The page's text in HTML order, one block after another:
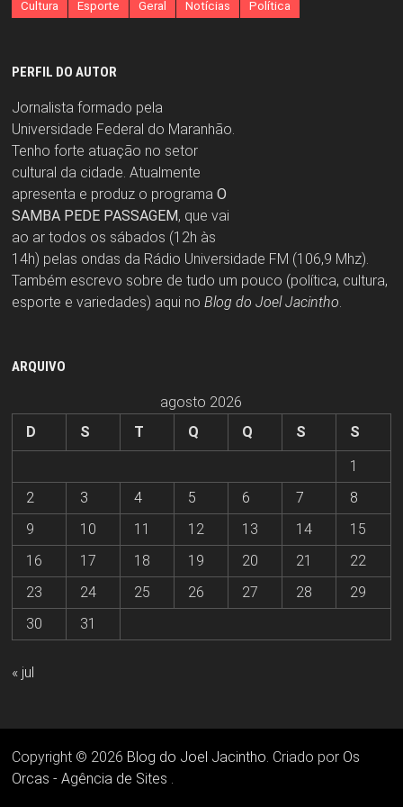
Cultura Esporte Geral Notícias Política
PERFIL DO AUTOR
Jornalista formado pela
Universidade Federal do Maranhão.
Tenho forte atuação no setor
cultural da cidade. Atualmente
apresenta e produz o programa O
SAMBA PEDE PASSAGEM, que vai
ao ar todos os sábados (12h às
14h) pelas ondas da Rádio Universidade FM (106,9 Mhz).
Também escrevo sobre de tudo um pouco (política, cultura,
esporte e variedades) aqui no Blog do Joel Jacintho.
ARQUIVO
agosto 2026
D
S T Q Q S
S
1
2
3 4 5 6 7
8
9
10 11 12 13 14
15
16
17 18 19 20 21
22
23
24 25 26 27 28
29
30
31
« jul
Copyright © 2026 Blog do Joel Jacintho. Criado por Os
Orcas - Agência de Sites .